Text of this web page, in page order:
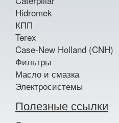
Hidromek
КПП
Terex
Case-New Holland (CNH)
Фильтры
Масло и смазка
Электросистемы
Полезные ссылки